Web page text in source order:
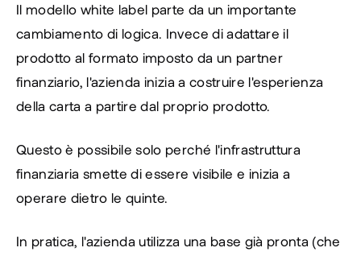
Il modello white label parte da un importante
cambiamento di logica. Invece di adattare il
prodotto al formato imposto da un partner
finanziario, l'azienda inizia a costruire l'esperienza
della carta a partire dal proprio prodotto.
Questo è possibile solo perché l'infrastruttura
finanziaria smette di essere visibile e inizia a
operare dietro le quinte.
In pratica, l'azienda utilizza una base già pronta (che